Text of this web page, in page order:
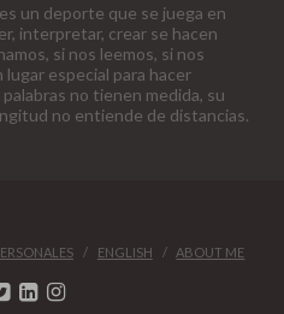
un deporte que se juega en
interpretar, crear se hacen
si nos leemos, si nos
lugar especial para hacer
no tienen medida, su
no entiende de distancias.
ENGLISH ABOUT ME